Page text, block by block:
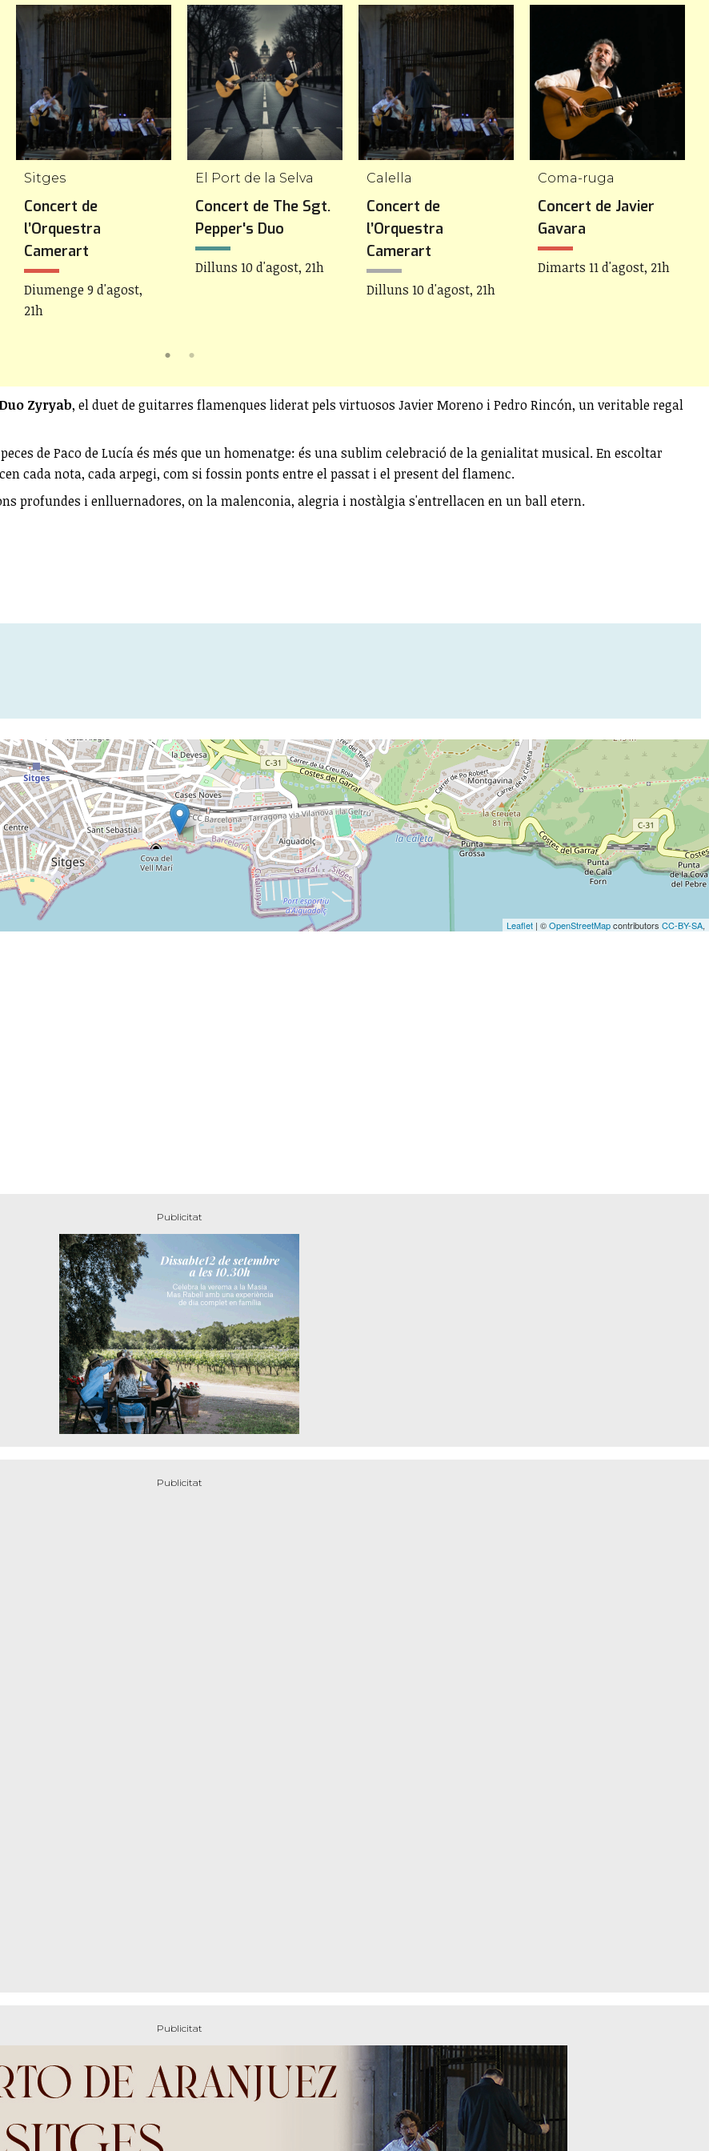
Sitges
Concert de
l’Orquestra
Camerart
Diumenge 9 d'agost,
21h
El Port de la Selva
Concert de The Sgt.
Pepper's Duo
Dilluns 10 d'agost, 21h
Calella
Concert de
l’Orquestra
Camerart
Dilluns 10 d'agost, 21h
Coma-ruga
Concert de Javier
Gavara
Dimarts 11 d'agost, 21h
Zyryab, el duet de guitarres flamenques liderat pels virtuosos Javier Moreno i Pedro Rincón, un veritable regal
de Paco de Lucía és més que un homenatge: és una sublim celebració de la genialitat musical. En escoltar
cada nota, cada arpegi, com si fossin ponts entre el passat i el present del flamenc.
profundes i enlluernadores, on la malenconia, alegria i nostàlgia s'entrellacen en un ball etern.
Leaflet | ©OpenStreetMapcontributors CC-BY-SA,